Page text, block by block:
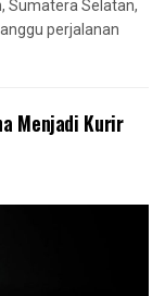
Sumatera Selatan,
perjalanan
Menjadi Kurir